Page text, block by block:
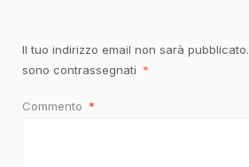
Il tuo indirizzo email non sarà pubblicato.
sono contrassegnati *
Commento *